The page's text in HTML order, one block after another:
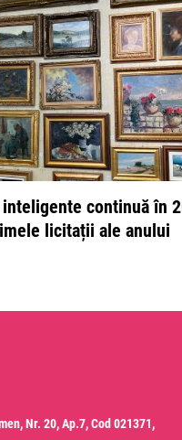
continuă în
licitații ale anului
Nr. 20, Ap.7, Cod 021371,